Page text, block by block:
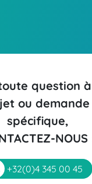
question
ou demande
spécifique,
NOUS
+32(0)4 345 00 45